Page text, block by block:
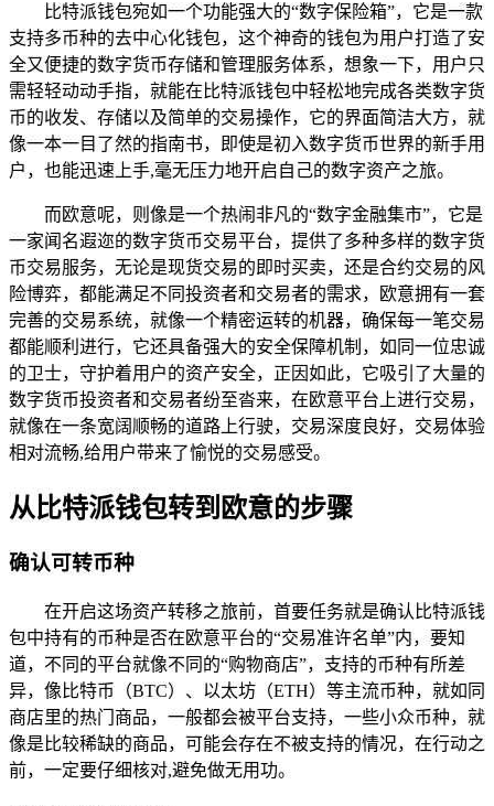
比特派钱包宛如一个功能强大的“数字保险箱”，它是一款
支持多币种的去中心化钱包，这个神奇的钱包为用户打造了安
全又便捷的数字货币存储和管理服务体系，想象一下，用户只
需轻轻动动手指，就能在比特派钱包中轻松地完成各类数字货
币的收发、存储以及简单的交易操作，它的界面简洁大方，就
像一本一目了然的指南书，即使是初入数字货币世界的新手用
户，也能迅速上手,毫无压力地开启自己的数字资产之旅。
而欧意呢，则像是一个热闹非凡的“数字金融集市”，它是
一家闻名遐迩的数字货币交易平台，提供了多种多样的数字货
币交易服务，无论是现货交易的即时买卖，还是合约交易的风
险博弈，都能满足不同投资者和交易者的需求，欧意拥有一套
完善的交易系统，就像一个精密运转的机器，确保每一笔交易
都能顺利进行，它还具备强大的安全保障机制，如同一位忠诚
的卫士，守护着用户的资产安全，正因如此，它吸引了大量的
数字货币投资者和交易者纷至沓来，在欧意平台上进行交易，
就像在一条宽阔顺畅的道路上行驶，交易深度良好，交易体验
相对流畅,给用户带来了愉悦的交易感受。
从比特派钱包转到欧意的步骤
确认可转币种
在开启这场资产转移之旅前，首要任务就是确认比特派钱
包中持有的币种是否在欧意平台的“交易准许名单”内，要知
道，不同的平台就像不同的“购物商店”，支持的币种有所差
异，像比特币（BTC）、以太坊（ETH）等主流币种，就如同
商店里的热门商品，一般都会被平台支持，一些小众币种，就
像是比较稀缺的商品，可能会存在不被支持的情况，在行动之
前，一定要仔细核对,避免做无用功。